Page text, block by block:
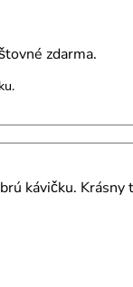
zdarma.
kávičku.